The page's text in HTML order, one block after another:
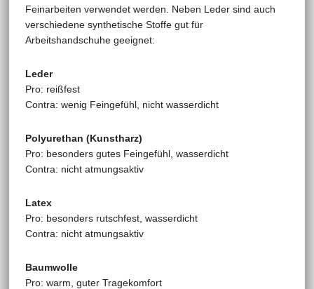
Feinarbeiten verwendet werden. Neben Leder sind auch
verschiedene synthetische Stoffe gut für
Arbeitshandschuhe geeignet:
Leder
Pro: reißfest
Contra: wenig Feingefühl, nicht wasserdicht
Polyurethan (Kunstharz)
Pro: besonders gutes Feingefühl, wasserdicht
Contra: nicht atmungsaktiv
Latex
Pro: besonders rutschfest, wasserdicht
Contra: nicht atmungsaktiv
Baumwolle
Pro: warm, guter Tragekomfort